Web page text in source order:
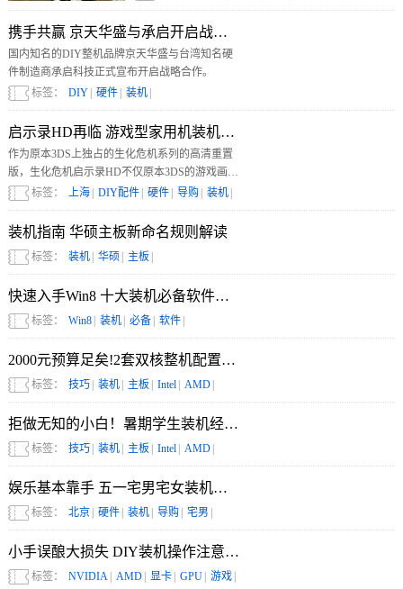
推动，莱特币（LTC）、零币（ZEC）、以太坊
（ETH）等虚拟币均暴涨，再次点燃了矿主们挖
么电脑配置可以满足挖矿的需求。
携手共赢 京天华盛与承启开启战略合作
国内知名的DIY整机品牌京天华盛与台湾知名硬
件制造商承启科技正式宣布开启战略合作。
标签：
DIY 硬件 装机
启示录HD再临 游戏型家用机装机推荐
作为原本3DS上独占的生化危机系列的高清重置
版，生化危机启示录HD不仅原本3DS的游戏画面
进化成高清版本，更多的新要素（新敌人、新服
装、新难度、游戏模式的改进等）的追加更是大
幅增加了游戏性。
标签： 上海 DIY配件 硬件 导购 装机
装机指南 华硕主板新命名规则解读
标签： 装机 华硕 主板
快速入手Win8 十大装机必备软件盘点
标签： Win8 装机 必备 软件
2000元预算足矣!2套双核整机配置推荐
标签： 技巧 装机 主板 Intel AMD
拒做无知的小白！暑期学生装机经验谈
标签： 技巧 装机 主板 Intel AMD
娱乐基本靠手 五一宅男宅女装机攻略
标签： 北京 硬件 装机 导购 宅男
小手误酿大损失 DIY装机操作注意事项
标签： NVIDIA AMD 显卡 GPU 游戏